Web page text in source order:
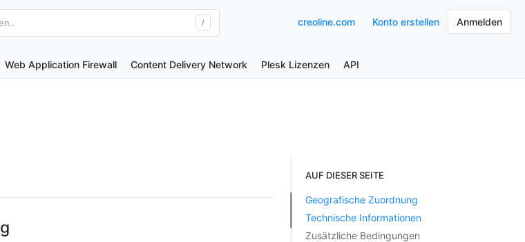
/ creoline.com Konto erstellen Anmelden
Web Application Firewall Content Delivery Network Plesk Lizenzen API
AUF DIESER SEITE
Geografische Zuordnung
Technische Informationen
Zusätzliche Bedingungen